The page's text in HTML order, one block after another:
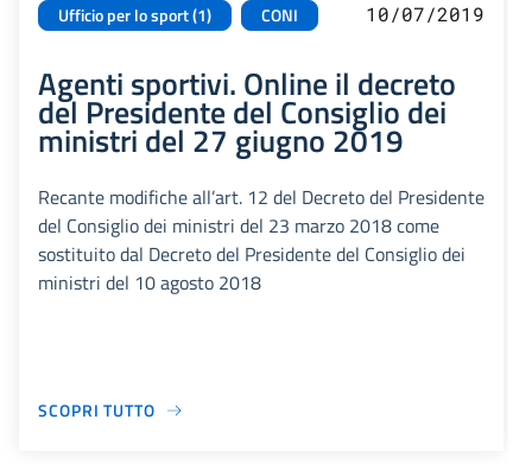
Ufficio per lo sport (1) CONI 10/07/2019
Agenti sportivi. Online il decreto
del Presidente del Consiglio dei
ministri del 27 giugno 2019
Recante modifiche all’art. 12 del Decreto del Presidente
del Consiglio dei ministri del 23 marzo 2018 come
sostituito dal Decreto del Presidente del Consiglio dei
ministri del 10 agosto 2018
SCOPRI TUTTO